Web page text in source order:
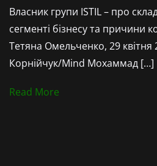
Власник групи ISTIL – про
сегменті бізнесу та причини
Тетяна Омельченко, 29
Корнійчук/Mind Мохаммад […]
Read More